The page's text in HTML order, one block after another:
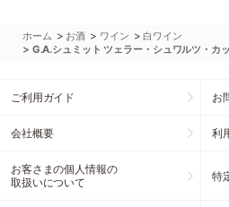
ホーム > お酒 > ワイン >白ワイン
> G.A.シュミット ツェラー・シュワルツ・
ご利用ガイド お
会社概要 利
お客さまの個人情報の
取扱いについて
特